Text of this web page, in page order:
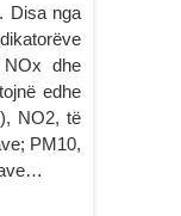
Disa nga
dhe
edhe
NO2, të
PM10,